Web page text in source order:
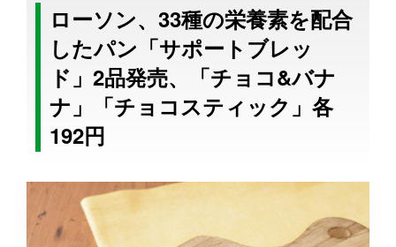
ローソン、33種の栄養素を配合
したパン「サポートブレッ
ド」2品発売、「チョコ&バナ
ナ」「チョコスティック」各
192円